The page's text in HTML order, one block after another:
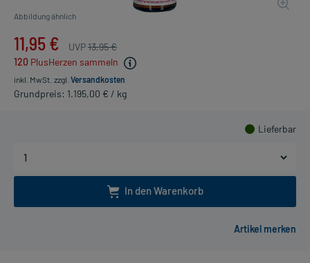
Abbildung ähnlich
11,95 € UVP13,95 €
120 PlusHerzen sammeln
inkl. MwSt. zzgl. Versandkosten
Grundpreis: 1.195,00 € / kg
Lieferbar
In den Warenkorb